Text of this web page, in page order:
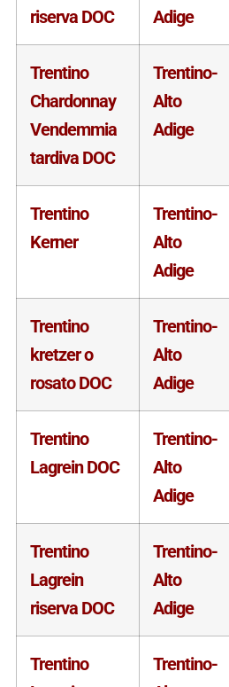
riserva DOC
Adige
Trentino
Chardonnay
Vendemmia
tardiva DOC
Trentino-
Alto
Adige
Trentino
Kerner
Trentino-
Alto
Adige
Trentino
kretzer o
rosato DOC
Trentino-
Alto
Adige
Trentino
Lagrein DOC
Trentino-
Alto
Adige
Trentino
Lagrein
riserva DOC
Trentino-
Alto
Adige
Trentino
Trentino-